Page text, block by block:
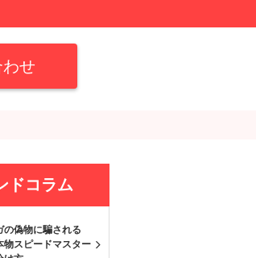
せ
ドコラム
の偽物に騙される
物スピードマスター